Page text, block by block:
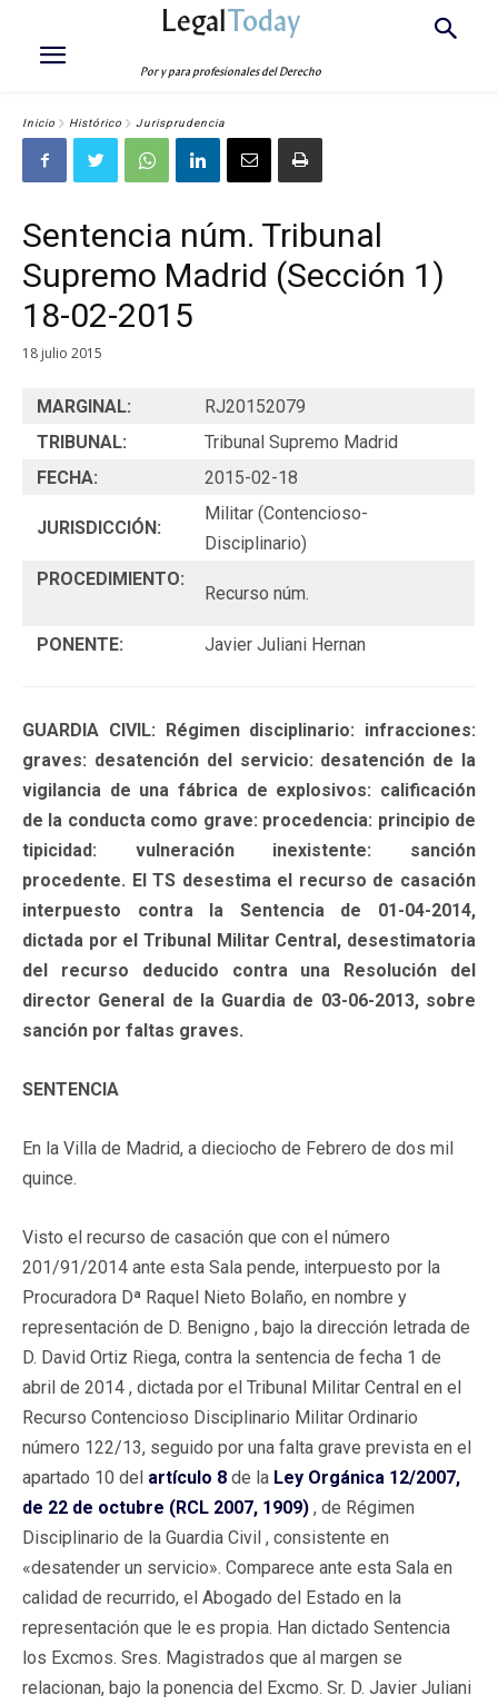
LegalToday
Por y para profesionales del Derecho
Inicio Histórico Jurisprudencia
Sentencia núm. Tribunal
Supremo Madrid (Sección 1)
18-02-2015
18 julio 2015
MARGINAL:
RJ20152079
TRIBUNAL:
Tribunal Supremo Madrid
FECHA:
2015-02-18
JURISDICCIÓN:
Militar (Contencioso-
Disciplinario)
PROCEDIMIENTO:
Recurso núm.
PONENTE: Javier Juliani Hernan
GUARDIA CIVIL: Régimen disciplinario: infracciones:
graves: desatención del servicio: desatención de la
vigilancia de una fábrica de explosivos: calificación
de la conducta como grave: procedencia: principio de
tipicidad: vulneración inexistente: sanción
procedente. El TS desestima el recurso de casación
interpuesto contra la Sentencia de 01-04-2014,
dictada por el Tribunal Militar Central, desestimatoria
del recurso deducido contra una Resolución del
director General de la Guardia de 03-06-2013, sobre
sanción por faltas graves.
SENTENCIA
En la Villa de Madrid, a dieciocho de Febrero de dos mil
quince.
Visto el recurso de casación que con el número
201/91/2014 ante esta Sala pende, interpuesto por la
Procuradora Dª Raquel Nieto Bolaño, en nombre y
representación de D. Benigno , bajo la dirección letrada de
D. David Ortiz Riega, contra la sentencia de fecha 1 de
abril de 2014 , dictada por el Tribunal Militar Central en el
Recurso Contencioso Disciplinario Militar Ordinario
número 122/13, seguido por una falta grave prevista en el
apartado 10 del artículo 8 de la Ley Orgánica 12/2007,
de 22 de octubre (RCL 2007, 1909) , de Régimen
Disciplinario de la Guardia Civil , consistente en
«desatender un servicio». Comparece ante esta Sala en
calidad de recurrido, el Abogado del Estado en la
representación que le es propia. Han dictado Sentencia
los Excmos. Sres. Magistrados que al margen se
relacionan, bajo la ponencia del Excmo. Sr. D. Javier Juliani